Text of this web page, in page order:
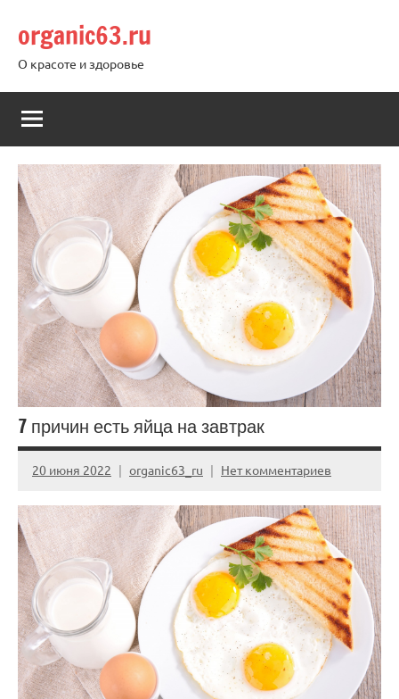
содержимому
organic63.ru
О красоте и здоровье
7 причин есть яйца на завтрак
20 июня 2022 organic63_ru Нет комментариев